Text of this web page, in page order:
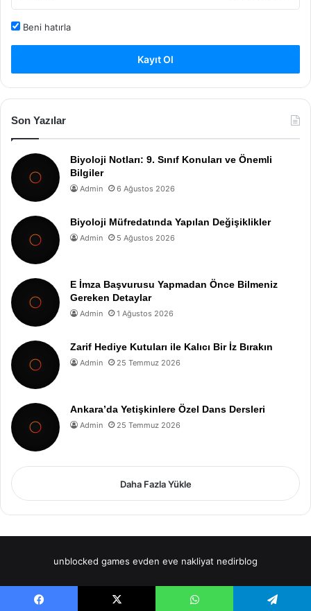
Beni hatırla
Kayıt Ol
Son Yazılar
Biyoloji Notları: 9. Sınıf Konuları ve Önemli
Bilgiler
Admin 6 Ağustos 2026
Biyoloji Müfredatında Yapılan Değişiklikler
Admin 5 Ağustos 2026
E İmza Başvurusu Yapmadan Önce Bilmeniz
Gereken Detaylar
Admin 1 Ağustos 2026
Zarif Hediye Kutuları ile Kalıcı Bir İz Bırakın
Admin 25 Temmuz 2026
Ankara’da Yetişkinlere Özel Dans Dersleri
Admin 25 Temmuz 2026
Daha Fazla Yükle
unblocked games evden eve nakliyat nedirblog